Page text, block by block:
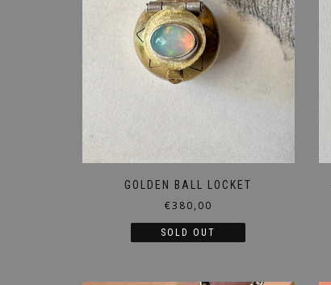
GOLDEN BALL LOCKET
€380,00
SOLD OUT